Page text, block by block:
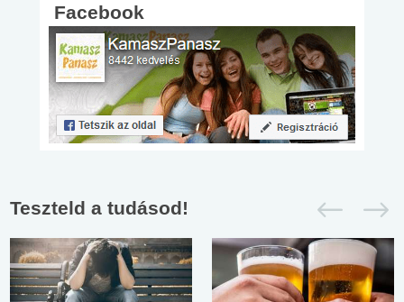
Facebook
Teszteld a tudásod!